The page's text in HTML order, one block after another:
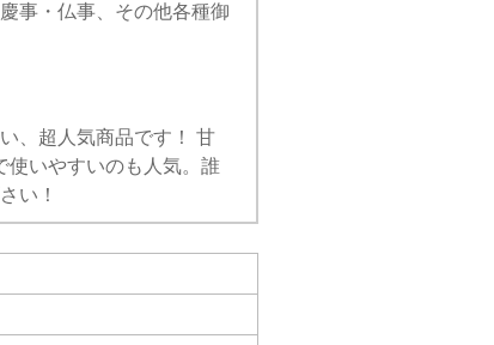
事・仏事、その他各種御
、超人気商品です！ 甘
使いやすいのも人気。誰
い！